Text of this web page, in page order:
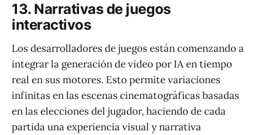
13. Narrativas de juegos
interactivos
Los desarrolladores de juegos están comenzando a
integrar la generación de video por IA en tiempo
real en sus motores. Esto permite variaciones
infinitas en las escenas cinematográficas basadas
en las elecciones del jugador, haciendo de cada
partida una experiencia visual y narrativa